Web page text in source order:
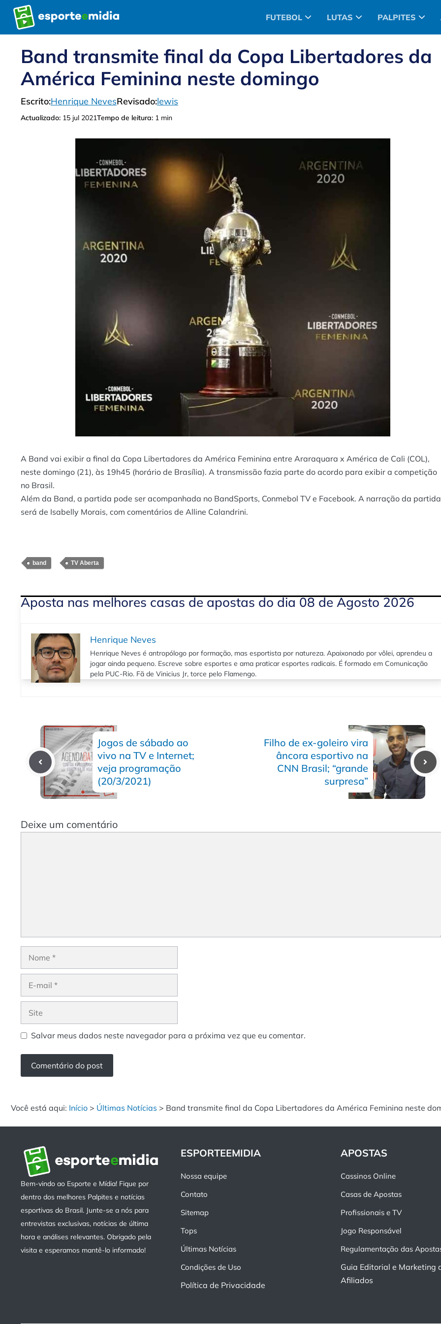
Pular
para
o
FUTEBOL LUTAS PALPITES
Band transmite final da Copa Libertadores da
América Feminina neste domingo
Escrito:Henrique NevesRevisado:lewis
Actualizado: 15 jul 2021Tempo de leitura: 1 min
A Band vai exibir a final da Copa Libertadores da América Feminina entre Araraquara x América de Cali (COL),
neste domingo (21), às 19h45 (horário de Brasília). A transmissão fazia parte do acordo para exibir a competição
no Brasil.
Além da Band, a partida pode ser acompanhada no BandSports, Conmebol TV e Facebook. A narração da partida
será de Isabelly Morais, com comentários de Alline Calandrini.
band TV Aberta
Aposta nas melhores casas de apostas do dia 08 de Agosto 2026
Henrique Neves
Henrique Neves é antropólogo por formação, mas esportista por natureza. Apaixonado por vôlei, aprendeu a
jogar ainda pequeno. Escreve sobre esportes e ama praticar esportes radicais. É formado em Comunicação
pela PUC-Rio. Fã de Vinicius Jr, torce pelo Flamengo.
Jogos de sábado ao
vivo na TV e Internet;
veja programação
(20/3/2021)
Filho de ex-goleiro vira
âncora esportivo na
CNN Brasil; “grande
surpresa”
Deixe um comentário
Salvar meus dados neste navegador para a próxima vez que eu comentar.
Você está aqui: Início > Últimas Notícias > Band transmite final da Copa Libertadores da América Feminina neste
Bem-vindo ao Esporte e Mídia! Fique por
dentro dos melhores Palpites e notícias
esportivas do Brasil. Junte-se a nós para
entrevistas exclusivas, notícias de última
hora e análises relevantes. Obrigado pela
visita e esperamos mantê-lo informado!
ESPORTEEMIDIA
Nossa equipe
Contato
Sitemap
Tops
Últimas Notícias
Condições de Uso
Política de Privacidade
APOSTAS
Cassinos Online
Casas de Apostas
Profissionais e TV
Jogo Responsável
Regulamentação das
Guia Editorial e Marketing
Afiliados